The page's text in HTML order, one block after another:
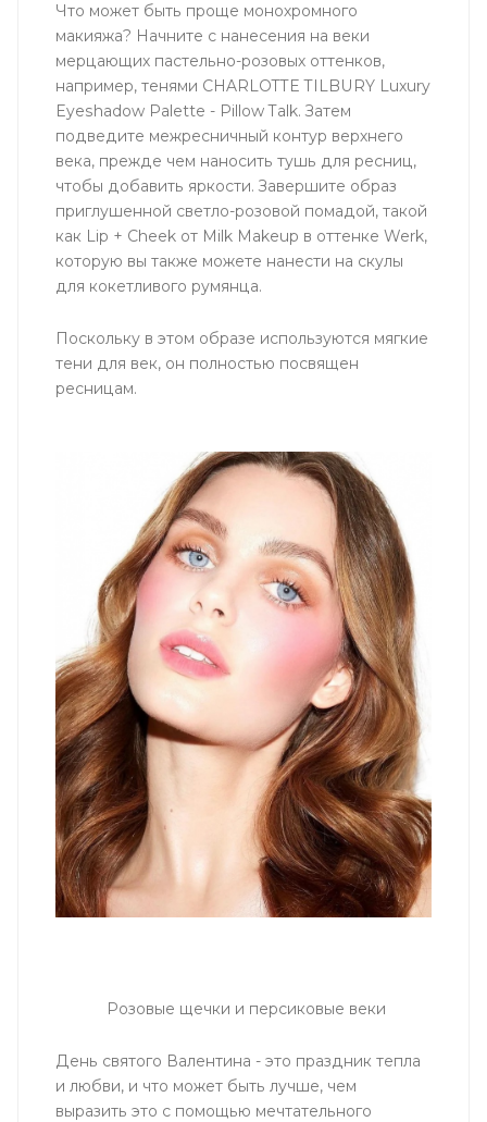
Что может быть проще монохромного
макияжа? Начните с нанесения на веки
мерцающих пастельно-розовых оттенков,
например, тенями CHARLOTTE TILBURY Luxury
Eyeshadow Palette - Pillow Talk. Затем
подведите межресничный контур верхнего
века, прежде чем наносить тушь для ресниц,
чтобы добавить яркости. Завершите образ
приглушенной светло-розовой помадой, такой
как Lip + Cheek от Milk Makeup в оттенке Werk,
которую вы также можете нанести на скулы
для кокетливого румянца.
Поскольку в этом образе используются мягкие
тени для век, он полностью посвящен
ресницам.
Розовые щечки и персиковые веки
День святого Валентина - это праздник тепла
и любви, и что может быть лучше, чем
выразить это с помощью мечтательного